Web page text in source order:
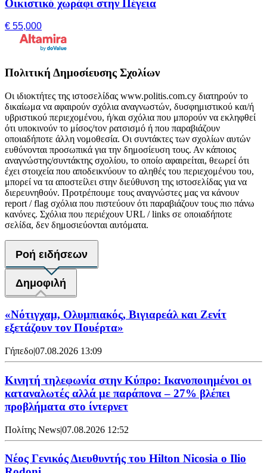
Οικιστικό χωράφι στην Πέγεια
€ 55,000
Πολιτική Δημοσίευσης Σχολίων
Οι ιδιοκτήτες της ιστοσελίδας www.politis.com.cy διατηρούν το
δικαίωμα να αφαιρούν σχόλια αναγνωστών, δυσφημιστικού και/ή
υβριστικού περιεχομένου, ή/και σχόλια που μπορούν να εκληφθεί
ότι υποκινούν το μίσος/τον ρατσισμό ή που παραβιάζουν
οποιαδήποτε άλλη νομοθεσία. Οι συντάκτες των σχολίων αυτών
ευθύνονται προσωπικά για την δημοσίευση τους. Αν κάποιος
αναγνώστης/συντάκτης σχολίου, το οποίο αφαιρείται, θεωρεί ότι
έχει στοιχεία που αποδεικνύουν το αληθές του περιεχομένου του,
μπορεί να τα αποστείλει στην διεύθυνση της ιστοσελίδας για να
διερευνηθούν. Προτρέπουμε τους αναγνώστες μας να κάνουν
report / flag σχόλια που πιστεύουν ότι παραβιάζουν τους πιο πάνω
κανόνες. Σχόλια που περιέχουν URL / links σε οποιαδήποτε
σελίδα, δεν δημοσιεύονται αυτόματα.
Ροή ειδήσεων
Δημοφιλή
«Νότιγχαμ, Ολυμπιακός, Βιγιαρεάλ και Ζενίτ
εξετάζουν τον Πουέρτα»
Γήπεδο|07.08.2026 13:09
Κινητή τηλεφωνία στην Κύπρο: Ικανοποιημένοι οι
καταναλωτές αλλά με παράπονα – 27% βλέπει
προβλήματα στο ίντερνετ
Πολίτης News|07.08.2026 12:52
Νέος Γενικός Διευθυντής του Hilton Nicosia ο Ilio